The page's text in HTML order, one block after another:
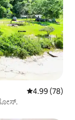
5 ರಲ್ಲಿ 4.99
4.99 (78)